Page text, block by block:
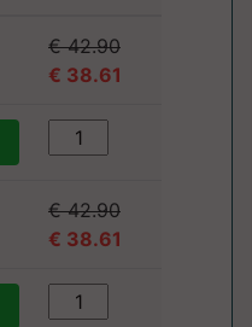
€ 42.90
€ 38.61
€ 42.90
€ 38.61